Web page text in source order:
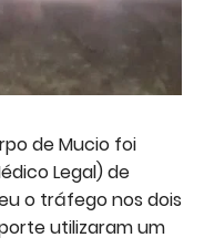
de Mucio foi
Legal) de
o tráfego nos dois
utilizaram um